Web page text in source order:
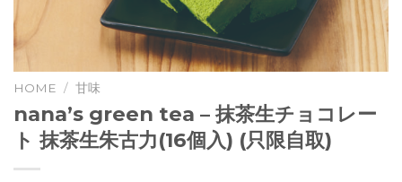
HOME / 甘味
nana’s green tea – 抹茶生チョコレー
ト 抹茶生朱古力(16個入) (只限自取)